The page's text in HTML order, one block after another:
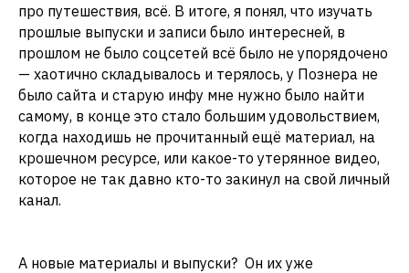
про путешествия, всё. В итоге, я понял, что изучать
прошлые выпуски и записи было интересней, в
прошлом не было соцсетей всё было не упорядочено
— хаотично складывалось и терялось, у Познера не
было сайта и старую инфу мне нужно было найти
самому, в конце это стало большим удовольствием,
когда находишь не прочитанный ещё материал, на
крошечном ресурсе, или какое-то утерянное видео,
которое не так давно кто-то закинул на свой личный
канал.
А новые материалы и выпуски? Он их уже